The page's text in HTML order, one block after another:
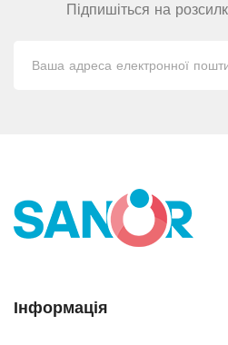
Підпишіться на
Інформація